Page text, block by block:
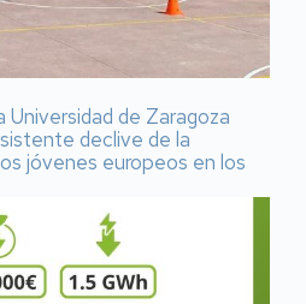
Universidad de Zaragoza
declive de la
jóvenes europeos en los